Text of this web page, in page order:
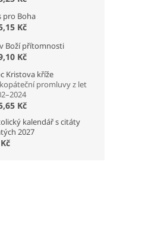
pro Boha
Kč
Boží přítomnosti
Kč
Kristova kříže
promluvy z let
Kč
kalendář s citáty
2027